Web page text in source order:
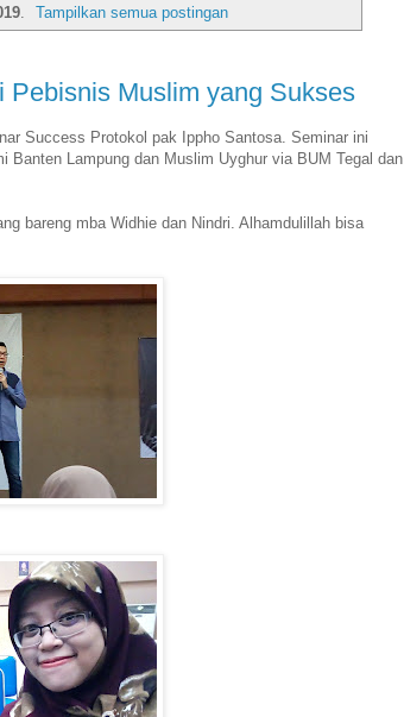
. Tampilkan semua postingan
Muslim yang Sukses
Success Protokol pak Ippho Santosa. Seminar ini
Banten Lampung dan Muslim Uyghur via BUM Tegal dan
bareng mba Widhie dan Nindri. Alhamdulillah bisa